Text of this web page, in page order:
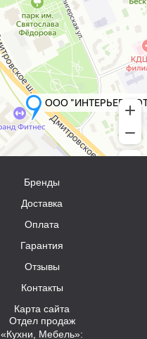
Бренды
Доставка
Оплата
Гарантия
Отзывы
Контакты
Карта сайта
Отдел продаж
«Кухни, Мебель»: